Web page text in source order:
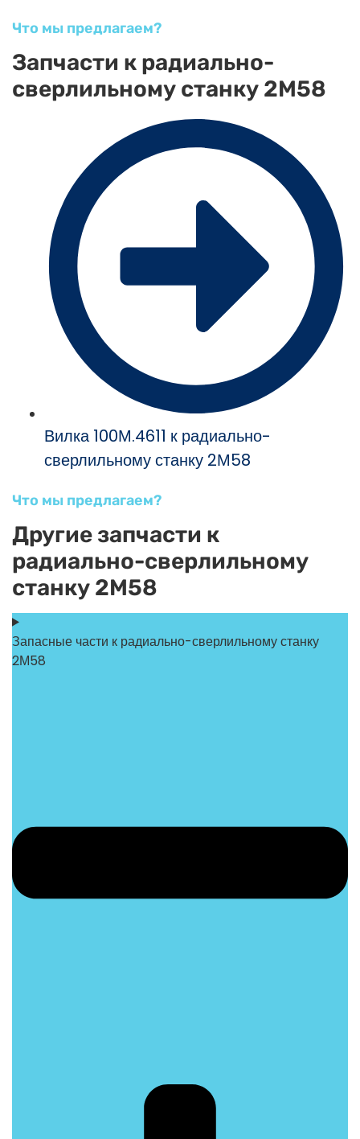
Что мы предлагаем?
Запчасти к радиально-
сверлильному станку 2М58
Вилка 100М.4611 к радиально-
сверлильному станку 2М58
Что мы предлагаем?
Другие запчасти к
радиально-сверлильному
станку 2М58
Запасные части к радиально-сверлильному станку
2М58